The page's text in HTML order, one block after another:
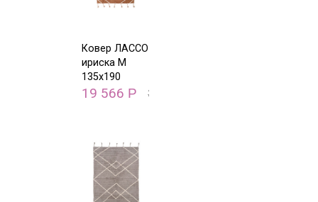
Ковер ЛАССО
ириска M
135х190
19 566 Р 39 131